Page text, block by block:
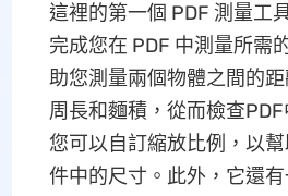
這裡的第一個 PDF 測量工
完成您在 PDF 中測量所需
助您測量兩個物體之間的
周長和麵積，從而檢查PDF
您可以自訂縮放比例，以
件中的尺寸。此外，它還有